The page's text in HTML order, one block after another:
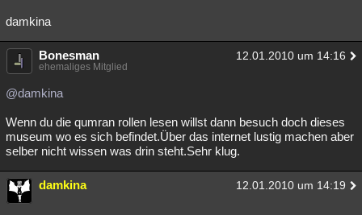
damkina
Bonesman 12.01.2010 um 14:16
ehemaliges Mitglied
@damkina
Wenn du die qumran rollen lesen willst dann besuch doch dieses
museum wo es sich befindet.Über das internet lustig machen aber
selber nicht wissen was drin steht.Sehr klug.
damkina 12.01.2010 um 14:19